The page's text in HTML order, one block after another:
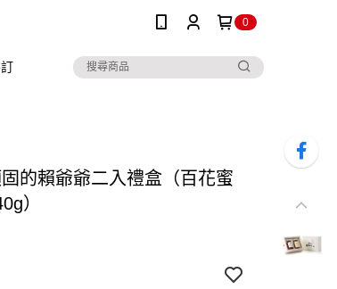
0
固的賴爺爺二入禮盒（百花蜜
）